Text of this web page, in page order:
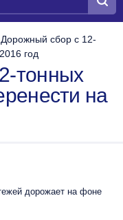
Дорожный сбор с 12-
год
тонных
на
дорожает на фоне